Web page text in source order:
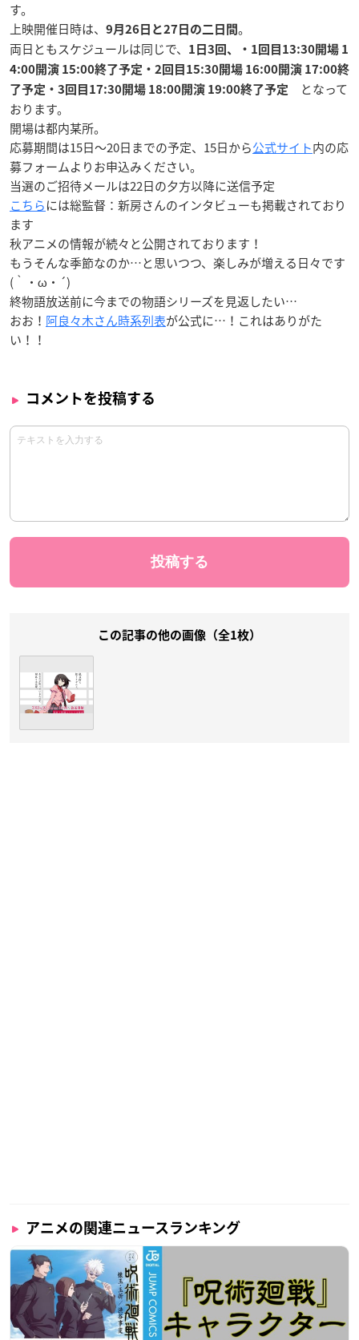
す。
上映開催日時は、
9月26日と27日の二日間 。
両日ともスケジュールは同じで、
1日3回、・1回目13:30開場 1
4:00開演 15:00終了予定・2回目15:30開場 16:00開演 17:00終
了予定・3回目17:30開場 18:00開演 19:00終了予定
となって
おります。
開場は都内某所。
応募期間は15日〜20日までの予定、15日から公式サイト内の応
募フォームよりお申込みください。
当選のご招待メールは22日の夕方以降に送信予定
こちらには総監督：新房さんのインタビューも掲載されており
ます
秋アニメの情報が続々と公開されております！
もうそんな季節なのか…と思いつつ、楽しみが増える日々です
(｀・ω・´)
終物語放送前に今までの物語シリーズを見返したい…
おお！ 阿良々木さん時系列表が公式に…！これはありがた
い！！
コメントを投稿する
この記事の他の画像（全1枚）
アニメの関連ニュースランキング